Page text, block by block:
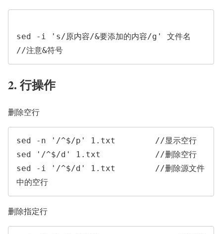
sed -i 's/原内容/&要添加的内容/g' 文件名
//注意&符号
2. 行操作
删除空行
sed -n '/^$/p' 1.txt        //显示空行
sed '/^$/d' 1.txt           //删除空行
sed -i '/^$/d' 1.txt        //删除源文件
中的空行
删除指定行